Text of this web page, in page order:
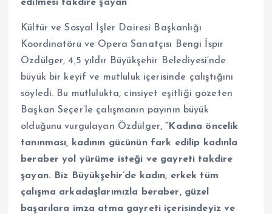
edilmesi takdire şayan”
Kültür ve Sosyal İşler Dairesi Başkanlığı
Koordinatörü ve Opera Sanatçısı Bengi İspir
Özdülger, 4,5 yıldır Büyükşehir Belediyesi’nde
büyük bir keyif ve mutluluk içerisinde çalıştığını
söyledi. Bu mutlulukta, cinsiyet eşitliği gözeten
Başkan Seçer’le çalışmanın payının büyük
olduğunu vurgulayan Özdülger,“Kadına öncelik
tanınması, kadının gücünün fark edilip kadınla
beraber yol yürüme isteği ve gayreti takdire
şayan. Biz Büyükşehir’de kadın, erkek tüm
çalışma arkadaşlarımızla beraber, güzel
başarılara imza atma gayreti içerisindeyiz ve